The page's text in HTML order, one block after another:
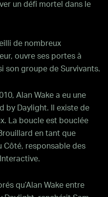
un défi mortel dans le
de nombreux
ouvre ses portes à
son groupe de Survivants.
Alan Wake a eu une
by Daylight. Il existe de
La boucle est bouclée
en tant que
Côté, responsable des
qu’Alan Wake entre